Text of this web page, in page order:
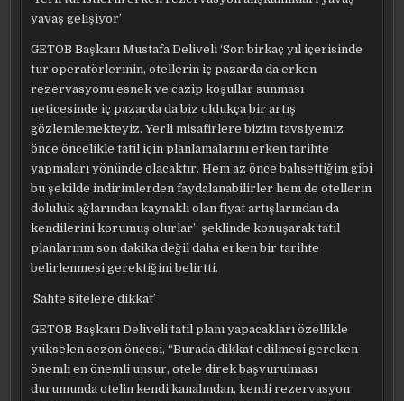
yavaş gelişiyor’
GETOB Başkanı Mustafa Deliveli ‘Son birkaç yıl içerisinde
tur operatörlerinin, otellerin iç pazarda da erken
rezervasyonu esnek ve cazip koşullar sunması
neticesinde iç pazarda da biz oldukça bir artış
gözlemlemekteyiz. Yerli misafirlere bizim tavsiyemiz
önce öncelikle tatil için planlamalarını erken tarihte
yapmaları yönünde olacaktır. Hem az önce bahsettiğim gibi
bu şekilde indirimlerden faydalanabilirler hem de otellerin
doluluk ağlarından kaynaklı olan fiyat artışlarından da
kendilerini korumuş olurlar” şeklinde konuşarak tatil
planlarının son dakika değil daha erken bir tarihte
belirlenmesi gerektiğini belirtti.
‘Sahte sitelere dikkat’
GETOB Başkanı Deliveli tatil planı yapacakları özellikle
yükselen sezon öncesi, “Burada dikkat edilmesi gereken
önemli en önemli unsur, otele direk başvurulması
durumunda otelin kendi kanalından, kendi rezervasyon